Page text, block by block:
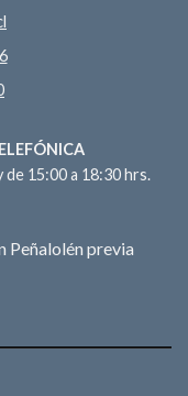
de 15:00 a 18:30 hrs.
Peñalolén previa